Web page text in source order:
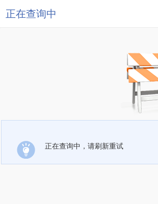
正在查询中
正在查询中，请刷新重试